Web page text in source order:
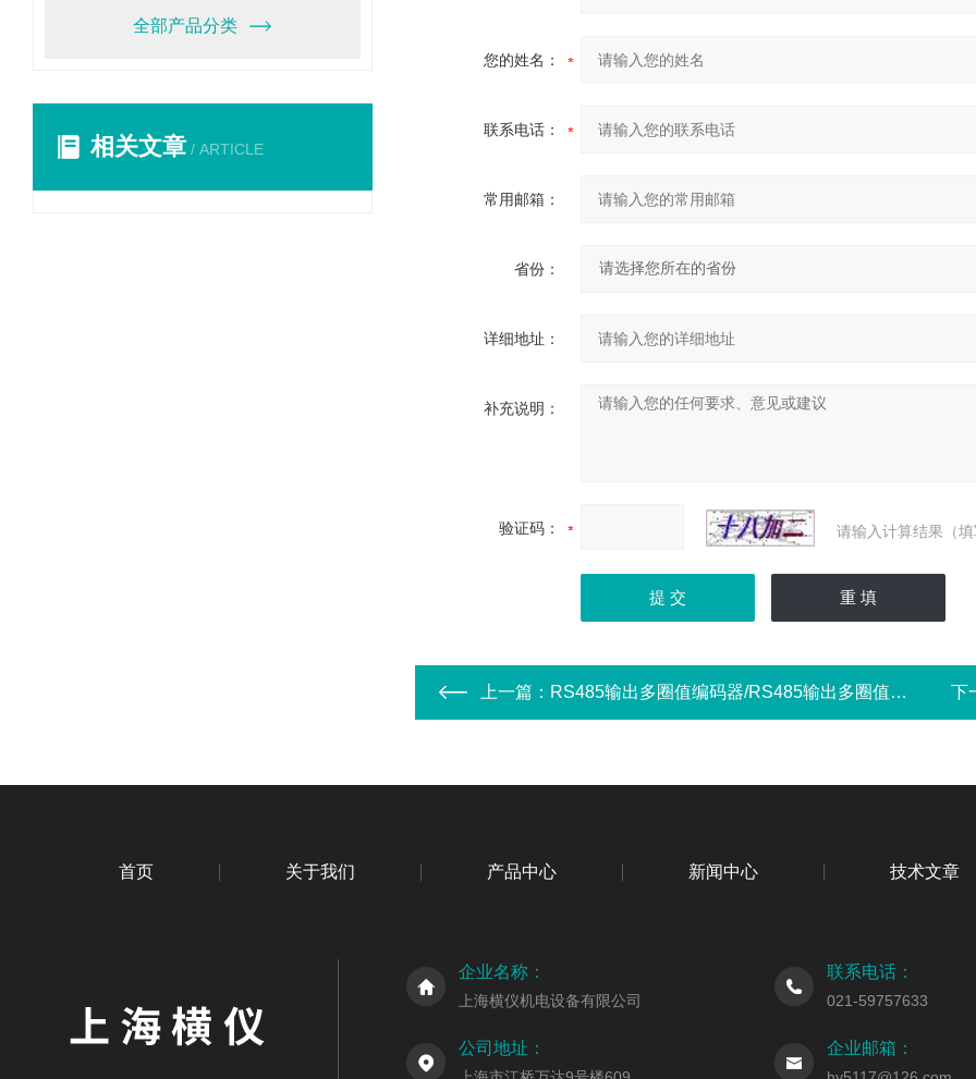
全部产品分类
相关文章 / ARTICLE
您的姓名：
联系电话：
常用邮箱：
省份：
详细地址：
补充说明：
验证码： 请输入计算结果（
上一篇： RS485输出多圈值编码器/RS485输出多圈值编码器 下
首页 关于我们 产品中心 新闻中心 技术文章
企业名称：
上海横仪机电设备有限公司
联系电话：
021-59757633
公司地址： 企业邮箱：